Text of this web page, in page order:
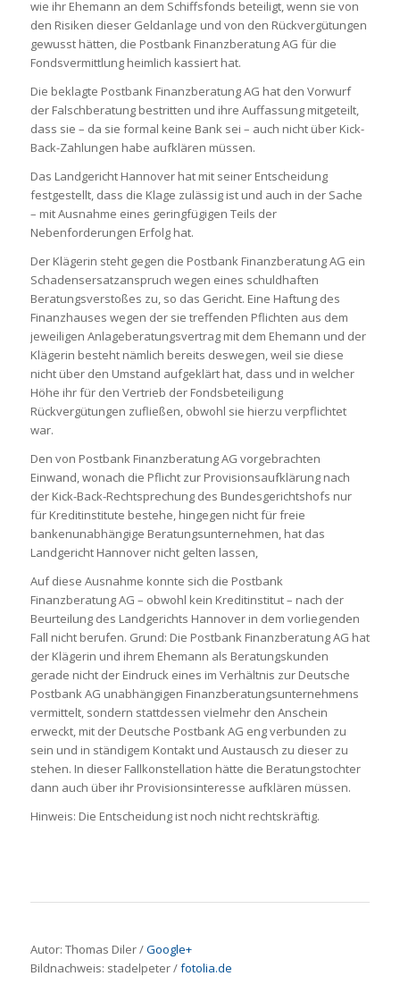
wie ihr Ehemann an dem Schiffsfonds beteiligt, wenn sie von
den Risiken dieser Geldanlage und von den Rückvergütungen
gewusst hätten, die Postbank Finanzberatung AG für die
Fondsvermittlung heimlich kassiert hat.
Die beklagte Postbank Finanzberatung AG hat den Vorwurf
der Falschberatung bestritten und ihre Auffassung mitgeteilt,
dass sie – da sie formal keine Bank sei – auch nicht über Kick-
Back-Zahlungen habe aufklären müssen.
Das Landgericht Hannover hat mit seiner Entscheidung
festgestellt, dass die Klage zulässig ist und auch in der Sache
– mit Ausnahme eines geringfügigen Teils der
Nebenforderungen Erfolg hat.
Der Klägerin steht gegen die Postbank Finanzberatung AG ein
Schadensersatzanspruch wegen eines schuldhaften
Beratungsverstoßes zu, so das Gericht. Eine Haftung des
Finanzhauses wegen der sie treffenden Pflichten aus dem
jeweiligen Anlageberatungsvertrag mit dem Ehemann und der
Klägerin besteht nämlich bereits deswegen, weil sie diese
nicht über den Umstand aufgeklärt hat, dass und in welcher
Höhe ihr für den Vertrieb der Fondsbeteiligung
Rückvergütungen zufließen, obwohl sie hierzu verpflichtet
war.
Den von Postbank Finanzberatung AG vorgebrachten
Einwand, wonach die Pflicht zur Provisionsaufklärung nach
der Kick-Back-Rechtsprechung des Bundesgerichtshofs nur
für Kreditinstitute bestehe, hingegen nicht für freie
bankenunabhängige Beratungsunternehmen, hat das
Landgericht Hannover nicht gelten lassen,
Auf diese Ausnahme konnte sich die Postbank
Finanzberatung AG – obwohl kein Kreditinstitut – nach der
Beurteilung des Landgerichts Hannover in dem vorliegenden
Fall nicht berufen. Grund: Die Postbank Finanzberatung AG hat
der Klägerin und ihrem Ehemann als Beratungskunden
gerade nicht der Eindruck eines im Verhältnis zur Deutsche
Postbank AG unabhängigen Finanzberatungsunternehmens
vermittelt, sondern stattdessen vielmehr den Anschein
erweckt, mit der Deutsche Postbank AG eng verbunden zu
sein und in ständigem Kontakt und Austausch zu dieser zu
stehen. In dieser Fallkonstellation hätte die Beratungstochter
dann auch über ihr Provisionsinteresse aufklären müssen.
Hinweis: Die Entscheidung ist noch nicht rechtskräftig.
Autor: Thomas Diler /Google+
Bildnachweis: stadelpeter/fotolia.de